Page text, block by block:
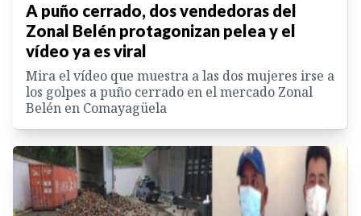
A puño cerrado, dos vendedoras del
Zonal Belén protagonizan pelea y el
vídeo ya es viral
Mira el vídeo que muestra a las dos mujeres irse a
los golpes a puño cerrado en el mercado Zonal
Belén en Comayagüela